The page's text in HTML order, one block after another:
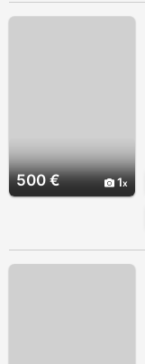
500 € 1